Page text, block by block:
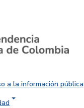
a la información pública